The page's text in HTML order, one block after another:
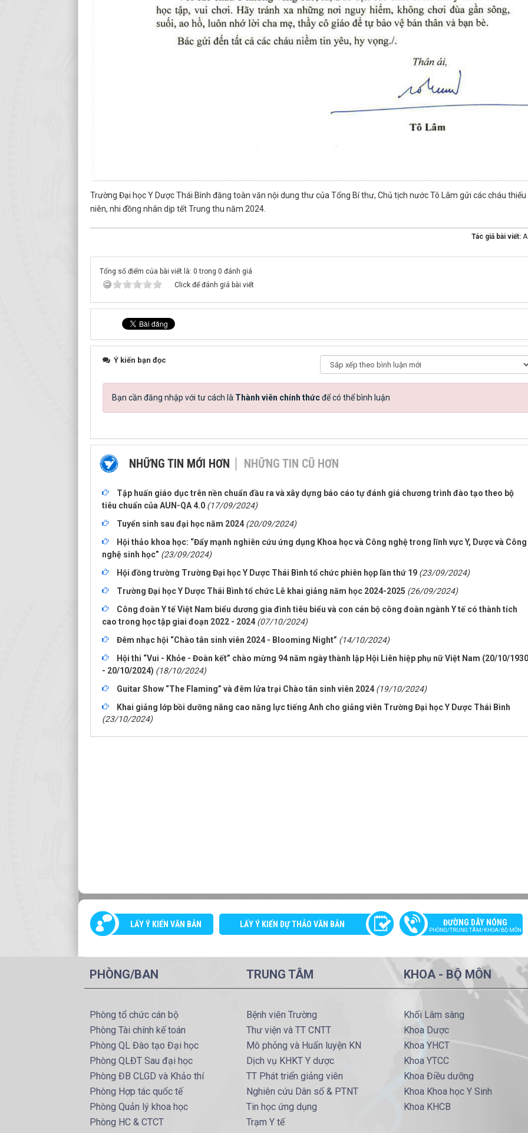
Trường Đại học Y Dược Thái Bình đăng toàn văn nội dung thư của Tổng Bí thư, Chủ tịch nước Tô Lâm gửi các cháu thiếu
niên, nhi đồng nhân dịp tết Trung thu năm 2024.
Tác giả bài viết:
Tổng số điểm của bài viết là: 0 trong 0 đánh giá
Click để đánh giá bài viết
Ý kiến bạn đọc
Bạn cần đăng nhập với tư cách là Thành viên chính thứcđể có thể bình luận
NHỮNG TIN MỚI HƠN NHỮNG TIN CŨ HƠN
Tập huấn giáo dục trên nền chuẩn đầu ra và xây dựng báo cáo tự đánh giá chương trình đào tạo theo bộ
tiêu chuẩn của AUN-QA 4.0 (17/09/2024)
Tuyển sinh sau đại học năm 2024 (20/09/2024)
Hội thảo khoa học: “Đẩy mạnh nghiên cứu ứng dụng Khoa học và Công nghệ trong lĩnh vực Y, Dược và Công
nghệ sinh học” (23/09/2024)
Hội đồng trường Trường Đại học Y Dược Thái Bình tổ chức phiên họp lần thứ 19 (23/09/2024)
Trường Đại học Y Dược Thái Bình tổ chức Lễ khai giảng năm học 2024-2025 (26/09/2024)
Công đoàn Y tế Việt Nam biểu dương gia đình tiêu biểu và con cán bộ công đoàn ngành Y tế có thành tích
cao trong học tập giai đoạn 2022 - 2024 (07/10/2024)
Đêm nhạc hội “Chào tân sinh viên 2024 - Blooming Night” (14/10/2024)
Hội thi “Vui - Khỏe - Đoàn kết” chào mừng 94 năm ngày thành lập Hội Liên hiệp phụ nữ Việt Nam (20/10/1930
- 20/10/2024) (18/10/2024)
Guitar Show “The Flaming” và đêm lửa trại Chào tân sinh viên 2024 (19/10/2024)
Khai giảng lớp bồi dưỡng nâng cao năng lực tiếng Anh cho giảng viên Trường Đại học Y Dược Thái Bình
(23/10/2024)
LẤY Ý KIẾN VĂN BẢN LẤY Ý KIẾN DỰ THẢO VĂN BẢN ĐƯỜNG DÂY NÓNG
PHÒNG/TRUNG TÂM/KHOA/BỘ MÔN
PHÒNG/BAN
Phòng tổ chức cán bộ
Phòng Tài chính kế toán
Phòng QL Đào tạo Đại học
Phòng QLĐT Sau đại học
Phòng ĐB CLGD và Khảo thí
Phòng Hợp tác quốc tế
Phòng Quản lý khoa học
Phòng HC & CTCT
TRUNG TÂM
Bệnh viên Trường
Thư viện và TT CNTT
Mô phỏng và Huấn luyện KN
Dịch vụ KHKT Y dược
TT Phát triển giảng viên
Nghiên cứu Dân số & PTNT
Tin học ứng dụng
Trạm Y tế
KHOA - BỘ MÔN
Khối Lâm sàng
Khoa Dược
Khoa YHCT
Khoa YTCC
Khoa Điều dưỡng
Khoa Khoa học Y Sinh
Khoa KHCB